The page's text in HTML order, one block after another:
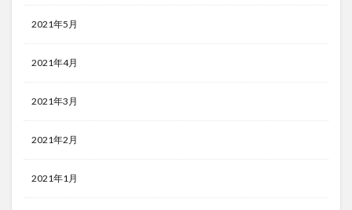
2021年5月
2021年4月
2021年3月
2021年2月
2021年1月